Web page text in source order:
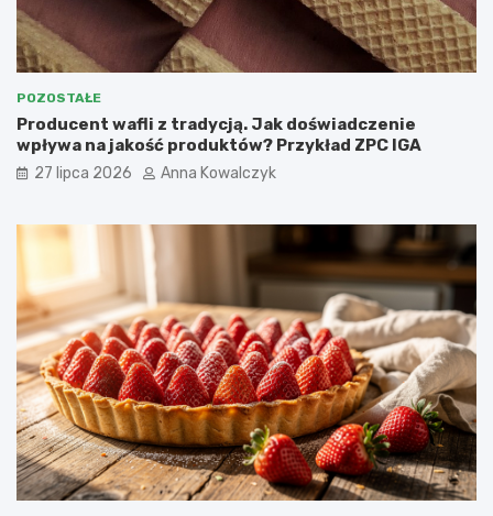
POZOSTAŁE
Producent wafli z tradycją. Jak doświadczenie
wpływa na jakość produktów? Przykład ZPC IGA
27 lipca 2026 Anna Kowalczyk